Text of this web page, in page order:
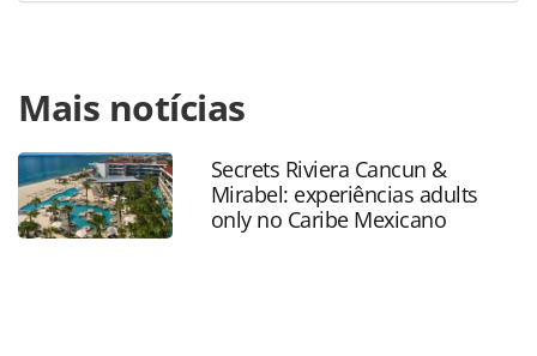
https://www.panrotas.com.br/mercado/operadoras/2024/
es-lanca-edital-para-selecionar-projetos-de-operadoras-de-
turismo_212770.html ou as ferramentas oferecidas na
página. Todo o conteúdo produzido pela PANROTAS
Editora é protegido pela legislação brasileira sobre direito
autoral. Não reproduza o conteúdo sem autorização da
Mais notícias
Secrets Riviera Cancun &
Mirabel: experiências adults
only no Caribe Mexicano